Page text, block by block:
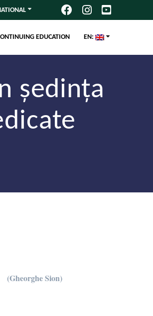
EDUCATION EN:
ședința
(Gheorghe Sion)